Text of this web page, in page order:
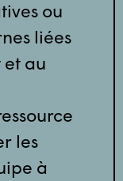
ou
liées
au
les
à